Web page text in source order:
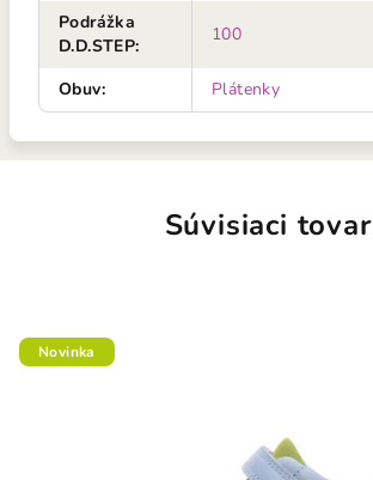
Podrážka
D.D.STEP:
100
Obuv: Plátenky
Súvisiaci tovar
Novinka